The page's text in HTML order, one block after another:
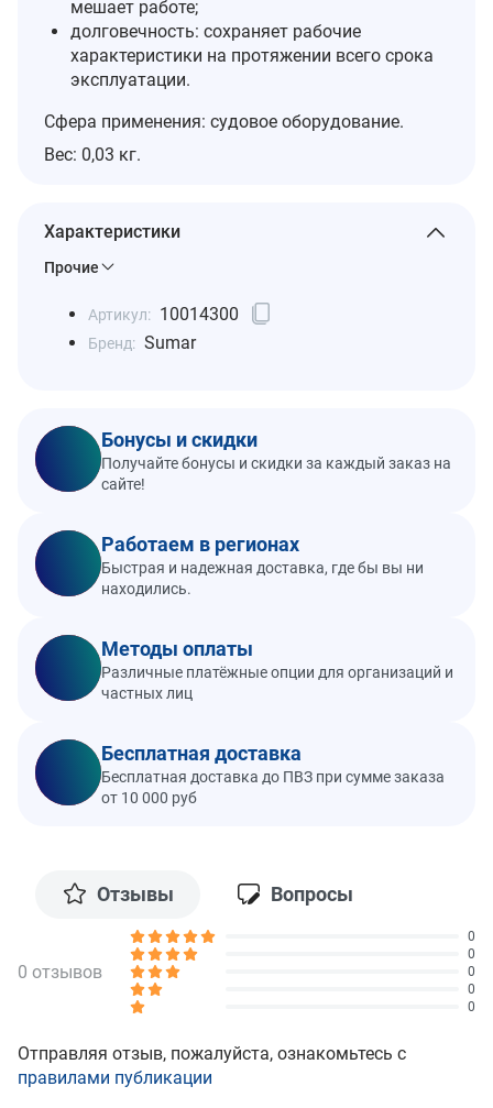
мешает работе;
долговечность: сохраняет рабочие
характеристики на протяжении всего срока
эксплуатации.
Сфера применения: судовое оборудование.
Вес: 0,03 кг.
Характеристики
Прочие
Артикул: 10014300
Бренд: Sumar
Бонусы и скидки
Получайте бонусы и скидки за каждый заказ на
сайте!
Работаем в регионах
Быстрая и надежная доставка, где бы вы ни
находились.
Методы оплаты
Различные платёжные опции для организаций и
частных лиц
Бесплатная доставка
Бесплатная доставка до ПВЗ при сумме заказа
от 10 000 руб
Отзывы Вопросы
0 отзывов
0
0
0
0
0
Отправляя отзыв, пожалуйста, ознакомьтесь с
правилами публикации